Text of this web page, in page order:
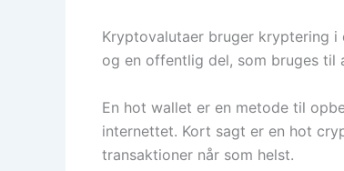
Kryptovalutaer bruger kryptering
og en offentlig del, som bruges
En hot wallet er en metode til
internettet. Kort sagt er en hot
transaktioner når som helst.